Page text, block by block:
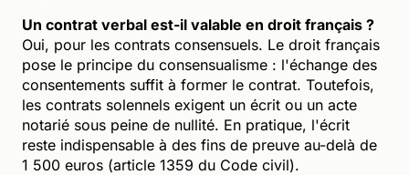
Un contrat verbal est-il valable en droit français ?
Oui, pour les contrats consensuels. Le droit français
pose le principe du consensualisme : l'échange des
consentements suffit à former le contrat. Toutefois,
les contrats solennels exigent un écrit ou un acte
notarié sous peine de nullité. En pratique, l'écrit
reste indispensable à des fins de preuve au-delà de
1 500 euros (article 1359 du Code civil).